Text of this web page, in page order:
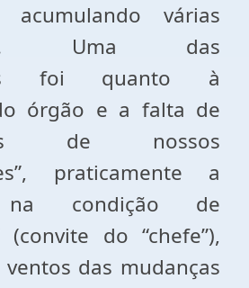
acumulando várias
Uma das
foi quanto à
órgão e a falta de
de nossos
praticamente a
na condição de
(convite do “chefe”),
das mudanças